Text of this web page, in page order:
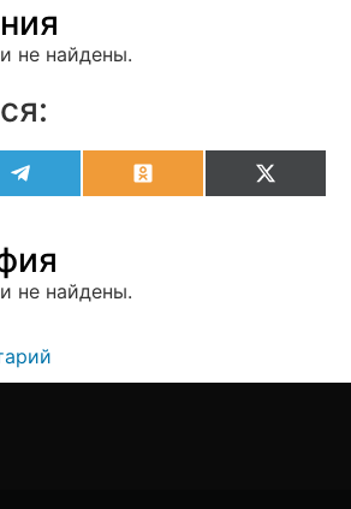
не найдены.
OdnoklassnikiX
не найдены.